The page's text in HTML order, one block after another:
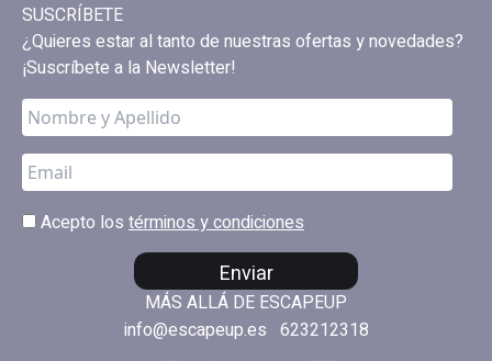
SUSCRÍBETE
¿Quieres estar al tanto de nuestras ofertas y novedades?
¡Suscríbete a la Newsletter!
Acepto los términos y condiciones
Enviar
MÁS ALLÁ DE ESCAPEUP
info@escapeup.es 623212318